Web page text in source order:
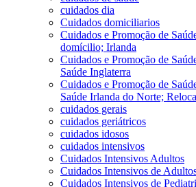
cuidados dia
Cuidados domiciliarios
Cuidados e Promoção de
domícilio; Irlanda
Cuidados e Promoção de
Saúde Inglaterra
Cuidados e Promoção de
Saúde Irlanda do Norte;
cuidados gerais
cuidados geriátricos
cuidados idosos
cuidados intensivos
Cuidados Intensivos Adultos
Cuidados Intensivos de
Cuidados Intensivos de